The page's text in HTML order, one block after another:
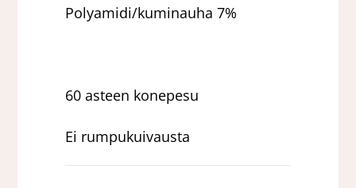
Polyamidi/kuminauha 7%
60 asteen konepesu
Ei rumpukuivausta